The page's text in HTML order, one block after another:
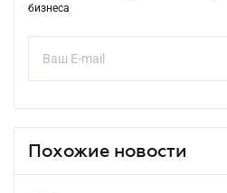
бизнеса
Похожие новости